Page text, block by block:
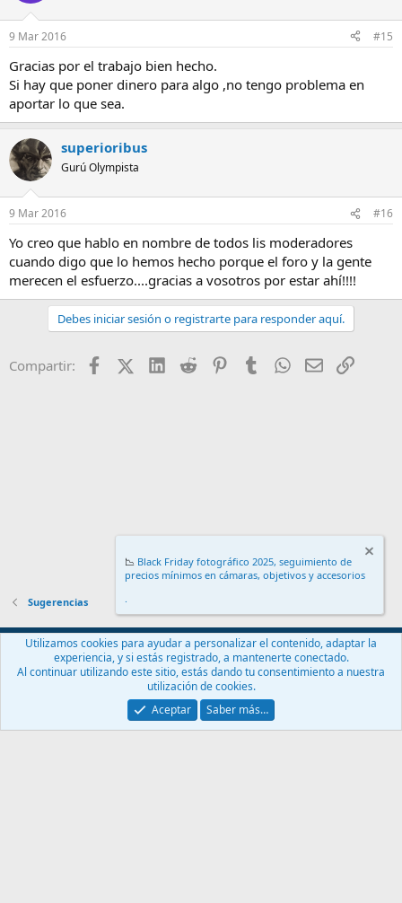
9 Mar 2016 #15
Gracias por el trabajo bien hecho.
Si hay que poner dinero para algo ,no tengo problema en
aportar lo que sea.
superioribus
Gurú Olympista
9 Mar 2016 #16
Yo creo que hablo en nombre de todos lis moderadores
cuando digo que lo hemos hecho porque el foro y la gente
merecen el esfuerzo....gracias a vosotros por estar ahí!!!!
Debes iniciar sesión o registrarte para responder aquí.
Compartir: FacebookX (Twitter)
LinkedIn
Reddit PinterestTumblr WhatsApp
EmailEnlace
Sugerencias
Español (ES)
Contáctanos
Términos y reglas Política de privacidad
Ayuda
Community platform by XenForo® © 2010-2024 XenForo Ltd.
📉 Black Friday fotográfico 2025, seguimiento de
precios mínimos en cámaras, objetivos y accesorios
.
Utilizamos cookies para ayudar a personalizar el contenido, adaptar la
experiencia, y si estás registrado, a mantenerte conectado.
Al continuar utilizando este sitio, estás dando tu consentimiento a nuestra
utilización de cookies.
Aceptar
Saber más…